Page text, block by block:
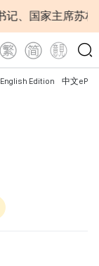
主席苏林：越南
English Edition 中文